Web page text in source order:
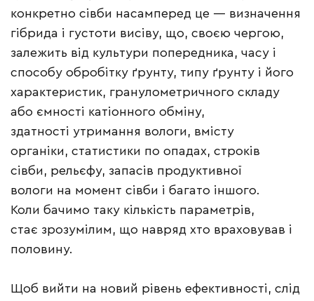
конкретно сівби насамперед це — визначення
гібрида і густоти висіву, що, своєю чергою,
залежить від культури попередника, часу і
способу обробітку ґрунту, типу ґрунту і його
характеристик, гранулометричного складу
або ємності катіонного обміну,
здатності утримання вологи, вмісту
органіки, статистики по опадах, строків
сівби, рельєфу, запасів продуктивної
вологи на момент сівби і багато іншого.
Коли бачимо таку кількість параметрів,
стає зрозумілим, що навряд хто враховував і
половину.
Щоб вийти на новий рівень ефективності, слід